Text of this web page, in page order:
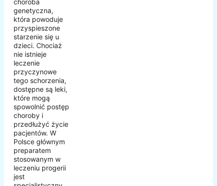
choroba
genetyczna,
która powoduje
przyspieszone
starzenie się u
dzieci. Chociaż
nie istnieje
leczenie
przyczynowe
tego schorzenia,
dostępne są leki,
które mogą
spowolnić postęp
choroby i
przedłużyć życie
pacjentów. W
Polsce głównym
preparatem
stosowanym w
leczeniu progerii
jest